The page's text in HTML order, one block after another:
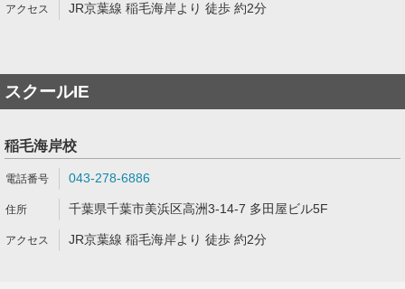
JR京葉線 稲毛海岸より 徒歩 約2分
スクールIE
稲毛海岸校
043-278-6886
千葉県千葉市美浜区高洲3-14-7 多田屋ビル5F
JR京葉線 稲毛海岸より 徒歩 約2分